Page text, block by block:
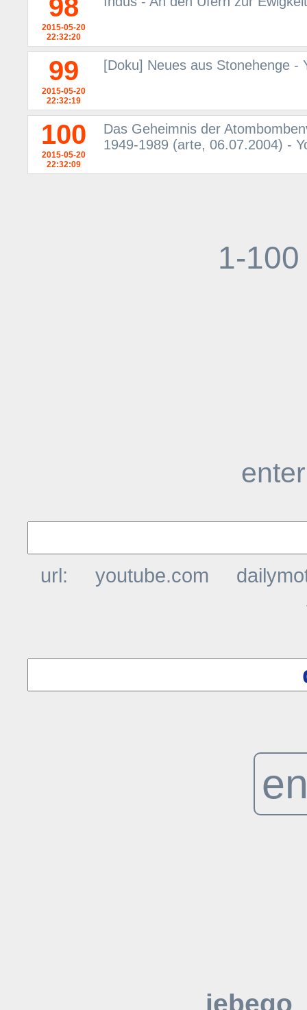
98
2015-05-20
22:32:20
99
2015-05-20
22:32:19
[Doku] Neues aus Stonehenge -
100
2015-05-20
22:32:09
Das Geheimnis der
1949-1989 (arte, 06.07.2004) -
1-100
url: youtube.com
jebego